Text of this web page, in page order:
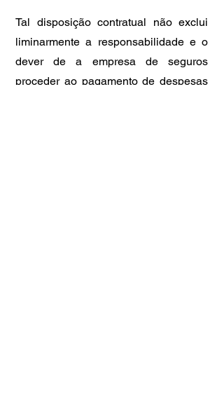
Tal disposição contratual não exclui
liminarmente a responsabilidade e o
dever de a empresa de seguros
proceder ao pagamento de despesas